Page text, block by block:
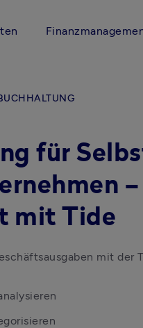
für
mit Tide
mit der